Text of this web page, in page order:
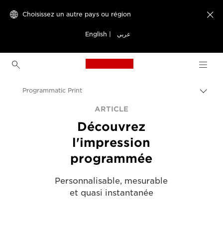
Choisissez un autre pays ou région
English عربي

Canon Logo, back to
Solutions et services
Evénements et témoignages
Articles dédiés aux entreprises et aux professionnels
Programmatic Print
ARTICLE
Découvrez
l'impression
programmée
Personnalisable, mesurable
et quasi instantanée